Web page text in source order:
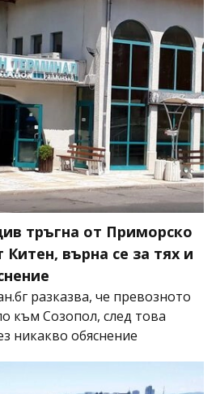
тръгна от Приморско
върна се за тях и
разказва, че превозното
към Созопол, след това
никакво обяснение